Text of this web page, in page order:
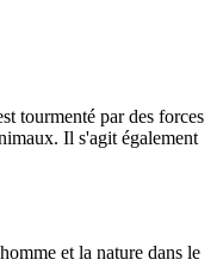
tourmenté par des forces
Il s'agit également
et la nature dans le